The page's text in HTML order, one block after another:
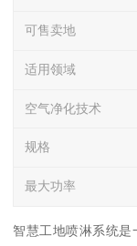
可售卖地
适用领域
空气净化技术
规格
最大功率
智慧工地喷淋系统